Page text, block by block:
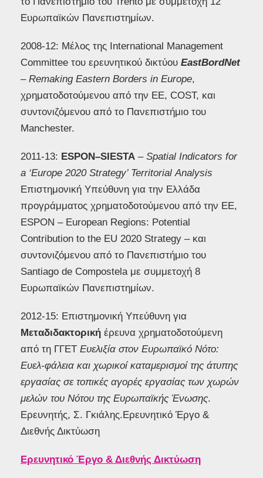
Ευρωπαϊκών Πανεπιστημίων.
2008-12: Μέλος της International Management
Committee του ερευνητικού δικτύου EastBordNet
– Remaking Eastern Borders in Europe,
χρηματοδοτούμενου από την ΕΕ, COST, και
συντονιζόμενου από το Πανεπιστήμιο του
Manchester.
2011-13: ESPON–SIESTA – Spatial Indicators for
a ‘Europe 2020 Strategy’ Territorial Analysis
Επιστημονική Υπεύθυνη για την Ελλάδα
προγράμματος χρηματοδοτούμενου από την ΕΕ,
ESPON – European Regions: Potential
Contribution to the EU 2020 Strategy – και
συντονιζόμενου από το Πανεπιστήμιο του
Santiago de Compostela με συμμετοχή 8
Ευρωπαϊκών Πανεπιστημίων.
2012-15: Επιστημονική Υπεύθυνη για
Μεταδιδακτορική έρευνα χρηματοδοτούμενη
από τη ΓΓΕΤ Ευελιξία στον Ευρωπαϊκό Νότο:
Ευελ-φάλεια και χωρικοί καταμερισμοί της άτυπης
εργασίας σε τοπικές αγορές εργασίας των χωρών
μελών του Νότου της Ευρωπαϊκής Ένωσης.
Ερευνητής, Σ. Γκιάλης. Ερευνητικό Έργο &
Διεθνής Δικτύωση
Ερευνητικό Έργο & Διεθνής Δικτύωση